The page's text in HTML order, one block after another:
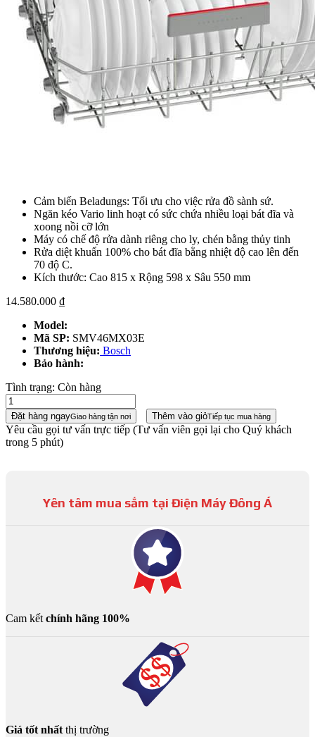
Cảm biến Beladungs: Tối ưu cho việc rửa đồ sành sứ.
Ngăn kéo Vario linh hoạt có sức chứa nhiều loại bát đĩa và
xoong nồi cỡ lớn
Máy có chế độ rửa dành riêng cho ly, chén bằng thủy tinh
Rửa diệt khuẩn 100% cho bát đĩa bằng nhiệt độ cao lên đến
70 độ C.
Kích thước: Cao 815 x Rộng 598 x Sâu 550 mm
14.580.000 ₫
Model:
Mã SP: SMV46MX03E
Thương hiệu: Bosch
Bảo hành:
Tình trạng: Còn hàng
Đặt hàng ngayGiao hàng tận nơi Thêm vào giỏTiếp tục mua hàng
Yêu cầu gọi tư vấn trực tiếp (Tư vấn viên gọi lại cho Quý khách
trong 5 phút)
Yên tâm mua sắm tại Điện Máy Đông Á
Cam kết chính hãng 100%
Giá tốt nhất thị trường